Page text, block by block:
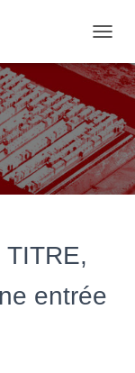
entrée